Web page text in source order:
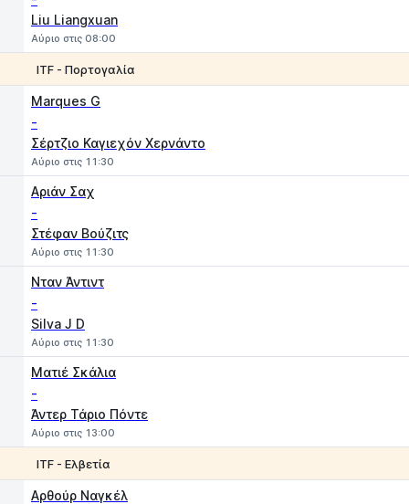
Liu Liangxuan
Αύριο στις 08:00
ITF - Πορτογαλία
Marques G
-
Σέρτζιο Καγιεχόν Χερνάντο
Αύριο στις 11:30
Αριάν Σαχ
-
Στέφαν Βούζιτς
Αύριο στις 11:30
Νταν Άντιντ
-
Silva J D
Αύριο στις 11:30
Ματιέ Σκάλια
-
Άντερ Τάριο Πόντε
Αύριο στις 13:00
ITF - Ελβετία
Αρθούρ Ναγκέλ